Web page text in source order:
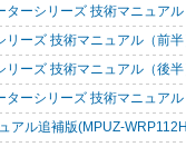
ターシリーズ 技術マニュア
リーズ 技術マニュアル（前
リーズ 技術マニュアル（後
ターシリーズ 技術マニュア
アル追補版(MPUZ-